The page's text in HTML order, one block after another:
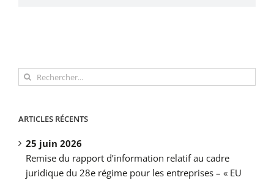
Rechercher:
ARTICLES RÉCENTS
25 juin 2026
Remise du rapport d’information relatif au cadre
juridique du 28e régime pour les entreprises – « EU